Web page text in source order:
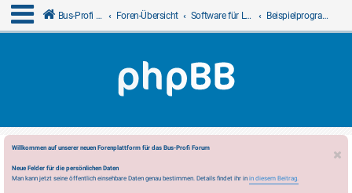
Bus-Profi GmbH Foren-Übersicht Software für LCN Beispielprogrammierungen
Willkommen auf unserer neuen Forenplattform für das Bus-Profi Forum
Neue Felder für die persönlichen Daten
Man kann jetzt seine öffentlich einsehbare Daten genau bestimmen. Details findet ihr in in diesem Beitrag.